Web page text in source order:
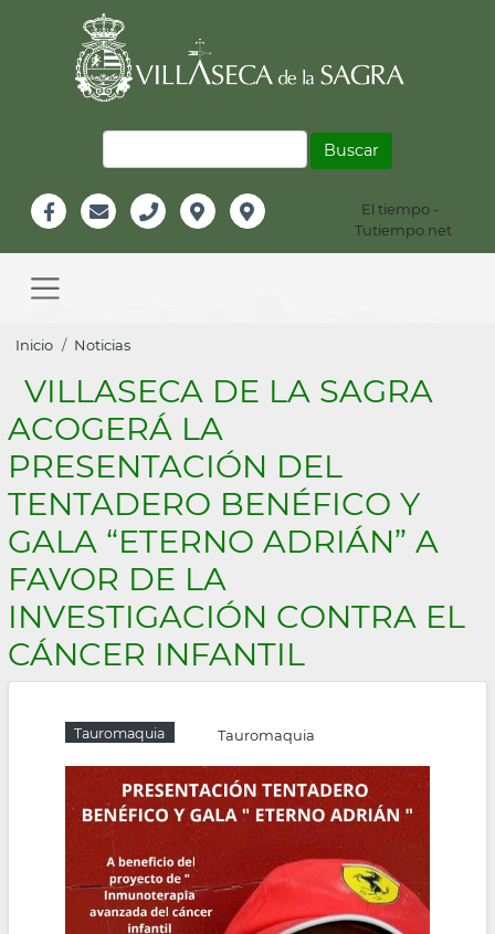
Información
Header
El tiempo -
Tutiempo.net
navigation
Sobrescribir
enlaces
de
ayuda
a
la
navegación
Inicio Noticias
VILLASECA DE LA SAGRA
ACOGERÁ LA
PRESENTACIÓN DEL
TENTADERO BENÉFICO Y
GALA “ETERNO ADRIÁN” A
FAVOR DE LA
INVESTIGACIÓN CONTRA EL
CÁNCER INFANTIL
Tauromaquia Tauromaquia